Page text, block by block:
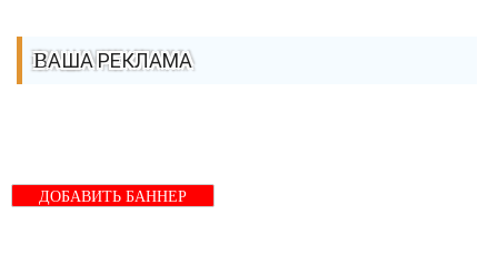
ВАША РЕКЛАМА
ДОБАВИТЬ БАННЕР